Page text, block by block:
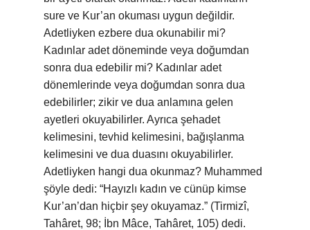
sure ve Kur’an okuması uygun değildir.
Adetliyken ezbere dua okunabilir mi?
Kadınlar adet döneminde veya doğumdan
sonra dua edebilir mi? Kadınlar adet
dönemlerinde veya doğumdan sonra dua
edebilirler; zikir ve dua anlamına gelen
ayetleri okuyabilirler. Ayrıca şehadet
kelimesini, tevhid kelimesini, bağışlanma
kelimesini ve dua duasını okuyabilirler.
Adetliyken hangi dua okunmaz? Muhammed
şöyle dedi: “Hayızlı kadın ve cünüp kimse
Kur’an’dan hiçbir şey okuyamaz.” (Tirmizî,
Tahâret, 98; İbn Mâce, Tahâret, 105) dedi.